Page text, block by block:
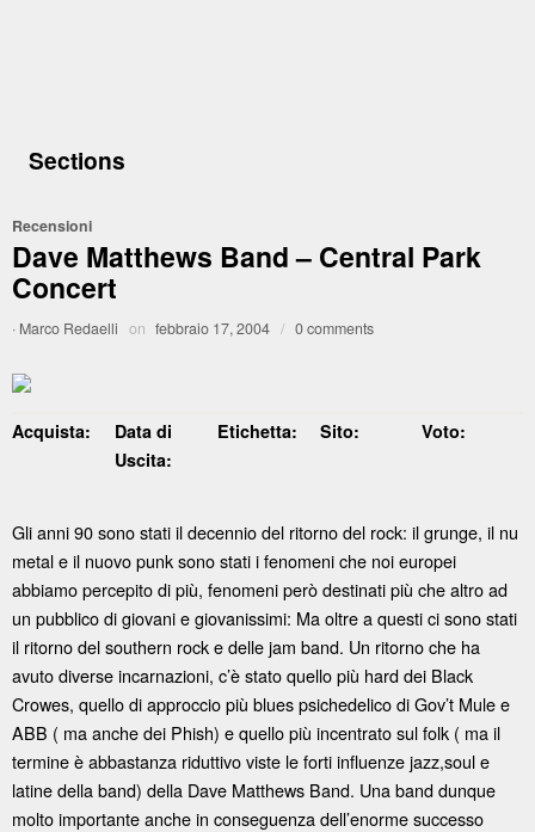
Sections
Recensioni
Dave Matthews Band – Central Park
Concert
· Marco Redaelli on febbraio 17, 2004 / 0 comments
Acquista:
Data di
Uscita:
Etichetta: Sito: Voto:
Gli anni 90 sono stati il decennio del ritorno del rock: il grunge, il nu
metal e il nuovo punk sono stati i fenomeni che noi europei
abbiamo percepito di più, fenomeni però destinati più che altro ad
un pubblico di giovani e giovanissimi: Ma oltre a questi ci sono stati
il ritorno del southern rock e delle jam band. Un ritorno che ha
avuto diverse incarnazioni, c’è stato quello più hard dei Black
Crowes, quello di approccio più blues psichedelico di Gov’t Mule e
ABB ( ma anche dei Phish) e quello più incentrato sul folk ( ma il
termine è abbastanza riduttivo viste le forti influenze jazz,soul e
latine della band) della Dave Matthews Band. Una band dunque
molto importante anche in conseguenza dell’enorme successo